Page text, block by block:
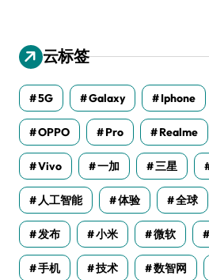
云标签
5G Galaxy Iphone
OPPO Pro Realme
Vivo 一加 三星
人工智能 体验 全球
发布 小米 微软
手机 技术 数智网